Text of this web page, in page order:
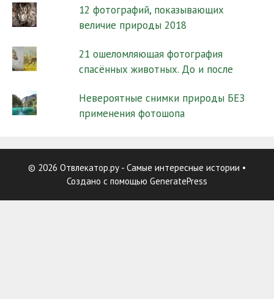
12 фотографий, показывающих
величие природы 2018
21 ошеломляющая фотография
спасённых животных. До и после
Невероятные снимки природы БЕЗ
применения фотошопа
© 2026 Отвлекатор.ру - Самые интересные истории •
Создано с помощью GeneratePress